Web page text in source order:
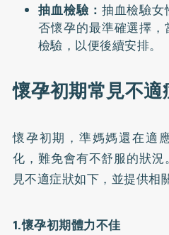
抽血檢驗： 抽血檢驗
否懷孕的最準確選擇
檢驗，以便後續安排。
懷孕初期常見不
懷孕初期，準媽媽還在適
化，難免會有不舒服的狀
見不適症狀如下，並提供相
1.懷孕初期體力不佳